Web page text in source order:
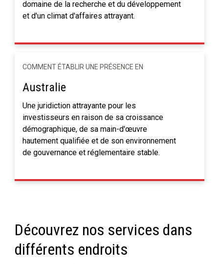
domaine de la recherche et du développement
et d'un climat d'affaires attrayant.
COMMENT ÉTABLIR UNE PRÉSENCE EN
Australie
Une juridiction attrayante pour les
investisseurs en raison de sa croissance
démographique, de sa main-d'œuvre
hautement qualifiée et de son environnement
de gouvernance et réglementaire stable.
Découvrez nos services dans
différents endroits